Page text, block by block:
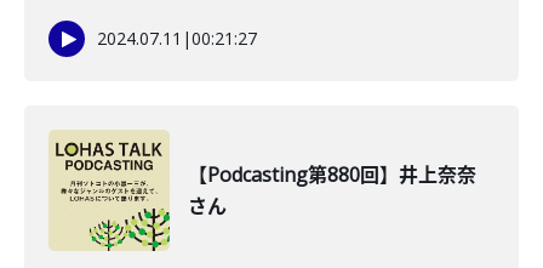
2024.07.11 |00:21:27
【Podcasting第880回】井上奈奈
さん